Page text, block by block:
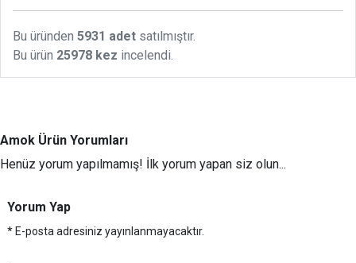
Bu üründen 5931 adet satılmıştır.
Bu ürün 25978 kez incelendi.
Amok Ürün Yorumları
Henüz yorum yapılmamış! İlk yorum yapan siz olun...
Yorum Yap
* E-posta adresiniz yayınlanmayacaktır.